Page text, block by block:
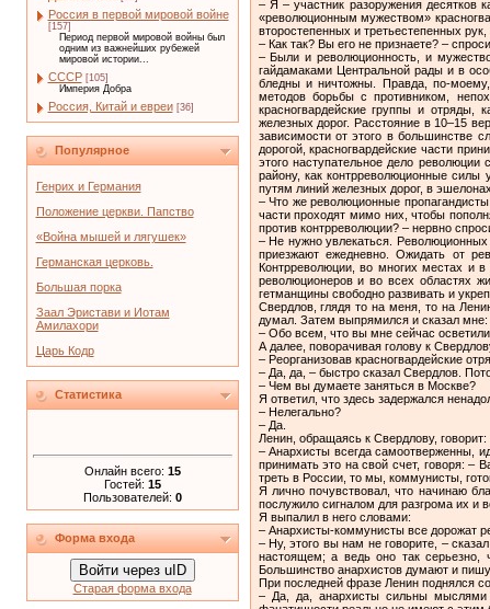
Россия в первой мировой войне
[157]
Период первой мировой войны был
одним из важнейших рубежей
мировой истории...
СССР [105]
Империя Добра
Россия, Китай и евреи [36]
Популярное
Генрих и Германия
Положение церкви. Папство
«Война мышей и лягушек»
Германская церковь.
Большая порка
Заал Эристави и Иотам
Амилахори
Царь Кодр
Статистика
Онлайн всего: 15
Гостей: 15
Пользователей: 0
Форма входа
Войти через uID
Старая форма входа
– Я – участник разоружения десятков
«революционным мужеством»
второстепенных и третьестепенных рук,
– Как так? Вы его не признаете? –
– Были и революционность, и
гайдамаками Центральной рады и в
бледны и ничтожны. Правда, по-моему,
методов борьбы с противником,
красногвардейские группы и отряды,
железных дорог. Расстояние в 10–15
зависимости от этого в большинстве
дорогой, красногвардейские части
этого наступательное дело
району, как контрреволюционные силы
путям линий железных дорог, в
– Что же революционные
части проходят мимо них, чтобы
против контрреволюции? – нервно
– Не нужно увлекаться.
приезжают ежедневно. Ожидать от
Контрреволюции, во многих местах и
революционеров и во всех областях
гетманщины свободно развивать и
Свердлов, глядя то на меня, то на
думал. Затем выпрямился и сказал мне:
– Обо всем, что вы мне сейчас
А далее, поворачивая голову к
– Реорганизовав красногвардейские
– Да, да, – быстро сказал Свердлов.
– Чем вы думаете заняться в Москве?
Я ответил, что здесь задержался
– Нелегально?
– Да.
Ленин, обращаясь к Свердлову, говорит:
– Анархисты всегда самоотверженны,
принимать это на свой счет, говоря: –
треть в России, то мы, коммунисты,
Я лично почувствовал, что начинаю
послужило сигналом для разгрома их и
Я выпалил в него словами:
– Анархисты-коммунисты все дорожат
– Ну, этого вы нам не говорите, –
настоящем; а ведь оно так серьезно,
Большинство анархистов думают и
При последней фразе Ленин поднялся
– Да, да, анархисты сильны мыслями